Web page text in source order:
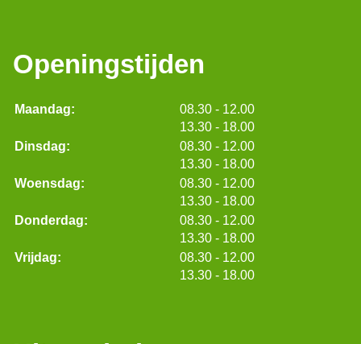
Openingstijden
Maandag: 08.30 tot
- 12.00
13.30 tot
- 18.00
Dinsdag:
08.30 tot
- 12.00
13.30 tot
- 18.00
Woensdag:
08.30 tot
- 12.00
13.30 tot
- 18.00
Donderdag:
08.30 tot
- 12.00
13.30 tot
- 18.00
Vrijdag:
08.30 tot
- 12.00
13.30 tot
- 18.00